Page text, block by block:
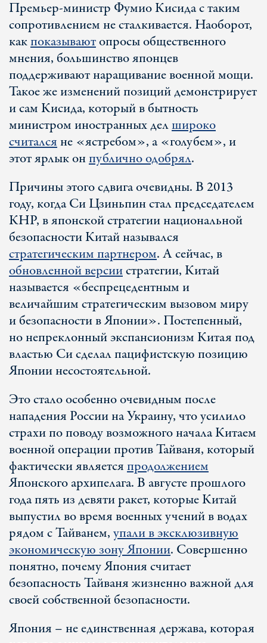
Премьер-министр Фумио Кисида с таким
сопротивлением не сталкивается. Наоборот,
какпоказываютопросы общественного
мнения, большинство японцев
поддерживают наращивание военной мощи.
Такое же изменений позиций демонстрирует
и сам Кисида, который в бытность
министром иностранных делшироко
считалсяне «ястребом», а «голубем», и
этот ярлык онпублично одобрял.
Причины этого сдвига очевидны. В 2013
году, когда Си Цзиньпин стал председателем
КНР, в японской стратегии национальной
безопасности Китай назывался
стратегическим партнером. А сейчас, в
обновленной версиистратегии, Китай
называется «беспрецедентным и
величайшим стратегическим вызовом миру
и безопасности в Японии». Постепенный,
но непреклонный экспансионизм Китая под
властью Си сделал пацифистскую позицию
Японии несостоятельной.
Это стало особенно очевидным после
нападения России на Украину, что усилило
страхи по поводу возможного начала Китаем
военной операции против Тайваня, который
фактически являетсяпродолжением
Японского архипелага. В августе прошлого
года пять из девяти ракет, которые Китай
выпустил во время военных учений в водах
рядом с Тайванем,упали в эксклюзивную
экономическую зону Японии. Совершенно
понятно, почему Япония считает
безопасность Тайваня жизненно важной для
своей собственной безопасности.
Япония – не единственная держава, которая